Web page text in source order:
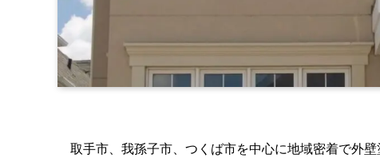
取手市、我孫子市、つくば市を中心に地域密着で外